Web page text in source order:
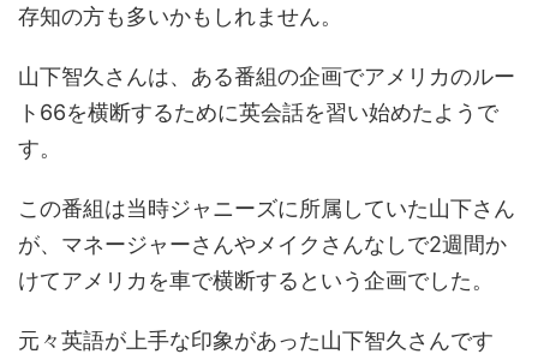
存知の方も多いかもしれません。
山下智久さんは、ある番組の企画でアメリカのルー
ト66を横断するために英会話を習い始めたようで
す。
この番組は当時ジャニーズに所属していた山下さん
が、マネージャーさんやメイクさんなしで2週間か
けてアメリカを車で横断するという企画でした。
元々英語が上手な印象があった山下智久さんです